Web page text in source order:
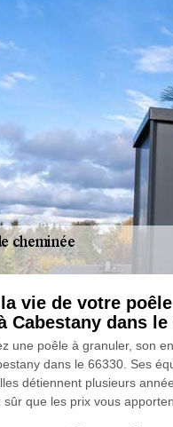
vie de votre
Cabestany dans le
une poêle à granuler, son
dans le 66330. Ses
détiennent plusieurs
que les prix vous